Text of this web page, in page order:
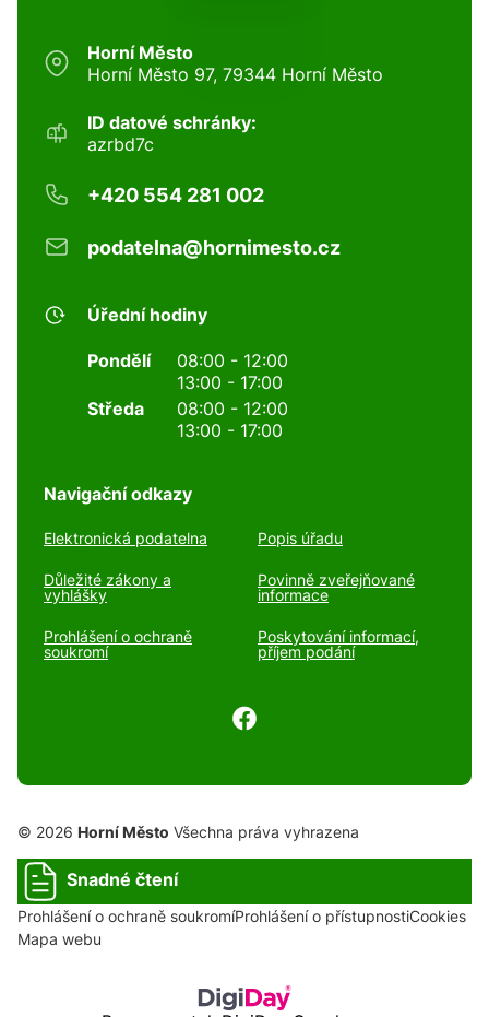
Horní Město
Horní Město 97, 79344 Horní Město
ID datové schránky:
azrbd7c
+420 554 281 002
podatelna@hornimesto.cz
Úřední hodiny
Pondělí
08:00 - 12:00
13:00 - 17:00
Středa
08:00 - 12:00
13:00 - 17:00
Navigační odkazy
Elektronická podatelna Popis úřadu
Důležité zákony a
vyhlášky
Povinně zveřejňované
informace
Prohlášení o ochraně
soukromí
Poskytování informací,
příjem podání
© 2026 Horní Město Všechna práva vyhrazena
Snadné čtení
Prohlášení o ochraně soukromíProhlášení o přístupnostiCookies
Mapa webu